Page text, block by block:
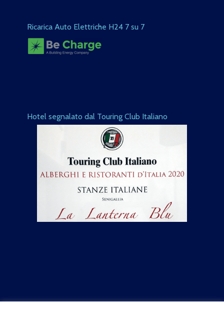
Ricarica Auto Elettriche H24 7 su 7
Hotel segnalato dal Touring Club Italiano